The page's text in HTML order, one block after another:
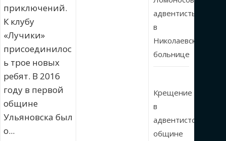
приключений.
К клубу
«Лучики»
присоединилос
ь трое новых
ребят. В 2016
году в первой
общине
Ульяновска был
о...
адвентисты
в
Николаевской
больнице
Крещение
в
адвентистской
общине